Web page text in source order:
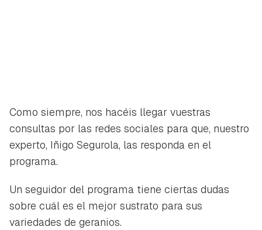
Como siempre, nos hacéis llegar vuestras
consultas por las redes sociales para que, nuestro
experto, Iñigo Segurola, las responda en el
programa.
Un seguidor del programa tiene ciertas dudas
sobre cuál es el mejor sustrato para sus
variedades de geranios.